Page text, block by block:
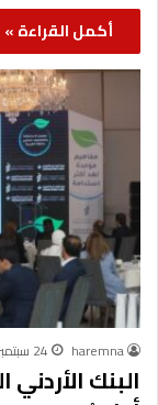
أكمل القراءة »
haremna 24 سبتمبر، 2025
البنك